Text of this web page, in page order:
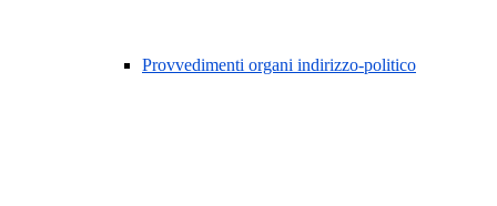
Provvedimenti organi indirizzo-politico